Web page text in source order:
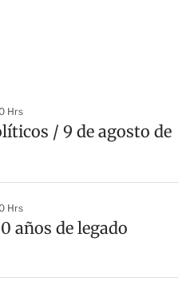
Hrs
/ 9 de agosto de
Hrs
años de legado